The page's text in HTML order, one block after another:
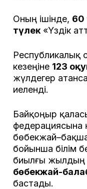
Оның ішінде, 60
түлек «Үздік
Республикалық
кезеңіне 123
жүлдегер
иеленді.
Байқоңыр
федерациясына
бойынша білім
биылғы жылдың
бөбекжай-
бастады.